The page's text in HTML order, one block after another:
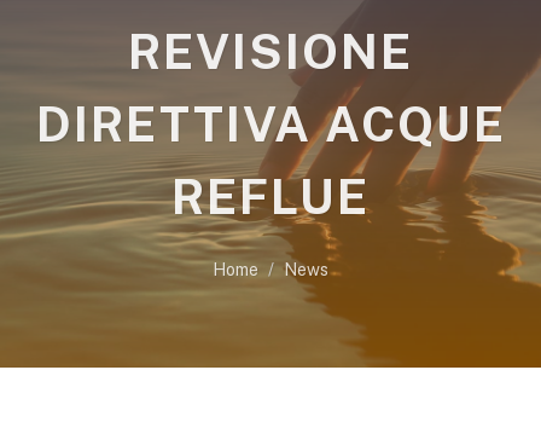
REVISIONE
DIRETTIVA ACQUE
REFLUE
Home News